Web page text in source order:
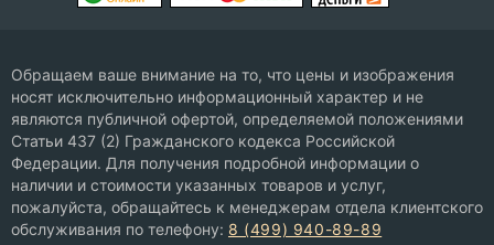
Обращаем ваше внимание на то, что цены и изображения
носят исключительно информационный характер и не
являются публичной офертой, определяемой положениями
Статьи 437 (2) Гражданского кодекса Российской
Федерации. Для получения подробной информации о
наличии и стоимости указанных товаров и услуг,
пожалуйста, обращайтесь к менеджерам отдела клиентского
обслуживания по телефону: 8 (499) 940-89-89